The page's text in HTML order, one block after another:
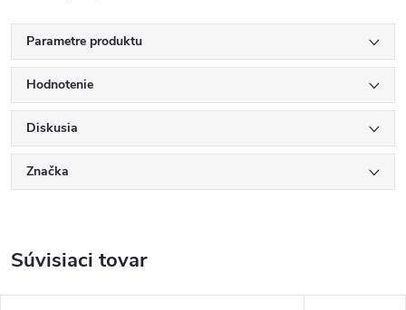
Parametre produktu
Hodnotenie
Diskusia
Značka
Súvisiaci tovar